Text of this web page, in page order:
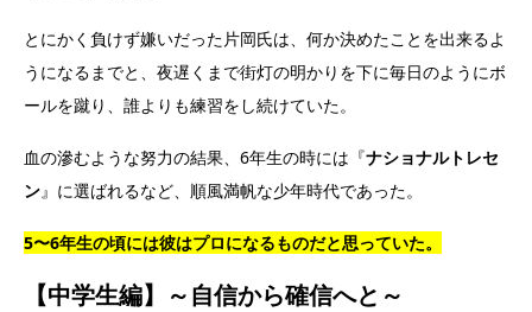
とにかく負けず嫌いだった片岡氏は、何か決めたことを出来るよ
うになるまでと、夜遅くまで街灯の明かりを下に毎日のようにボ
ールを蹴り、誰よりも練習をし続けていた。
血の滲むような努力の結果、6年生の時には『ナショナルトレセ
ン』に選ばれるなど、順風満帆な少年時代であった。
5〜6年生の頃には彼はプロになるものだと思っていた。
【中学生編】～自信から確信へと～